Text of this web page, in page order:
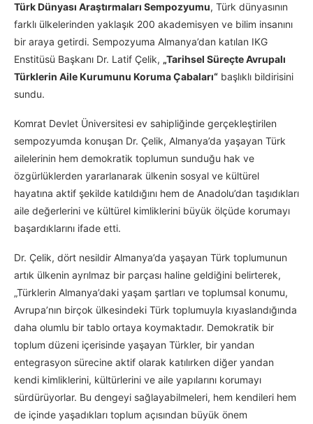
Türk Dünyası Araştırmaları Sempozyumu, Türk dünyasının
farklı ülkelerinden yaklaşık 200 akademisyen ve bilim insanını
bir araya getirdi. Sempozyuma Almanya’dan katılan IKG
Enstitüsü Başkanı Dr. Latif Çelik, „Tarihsel Süreçte Avrupalı
Türklerin Aile Kurumunu Koruma Çabaları“ başlıklı bildirisini
sundu.
Komrat Devlet Üniversitesi ev sahipliğinde gerçekleştirilen
sempozyumda konuşan Dr. Çelik, Almanya’da yaşayan Türk
ailelerinin hem demokratik toplumun sunduğu hak ve
özgürlüklerden yararlanarak ülkenin sosyal ve kültürel
hayatına aktif şekilde katıldığını hem de Anadolu’dan taşıdıkları
aile değerlerini ve kültürel kimliklerini büyük ölçüde korumayı
başardıklarını ifade etti.
Dr. Çelik, dört nesildir Almanya’da yaşayan Türk toplumunun
artık ülkenin ayrılmaz bir parçası haline geldiğini belirterek,
„Türklerin Almanya’daki yaşam şartları ve toplumsal konumu,
Avrupa’nın birçok ülkesindeki Türk toplumuyla kıyaslandığında
daha olumlu bir tablo ortaya koymaktadır. Demokratik bir
toplum düzeni içerisinde yaşayan Türkler, bir yandan
entegrasyon sürecine aktif olarak katılırken diğer yandan
kendi kimliklerini, kültürlerini ve aile yapılarını korumayı
sürdürüyorlar. Bu dengeyi sağlayabilmeleri, hem kendileri hem
de içinde yaşadıkları toplum açısından büyük önem